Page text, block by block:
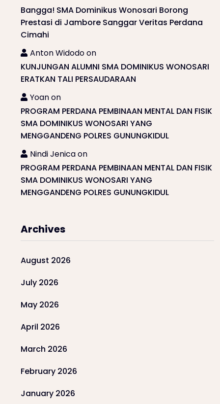
Bangga! SMA Dominikus Wonosari Borong
Prestasi di Jambore Sanggar Veritas Perdana
Cimahi
Anton Widodoon
KUNJUNGAN ALUMNI SMA DOMINIKUS WONOSARI
ERATKAN TALI PERSAUDARAAN
Yoanon
PROGRAM PERDANA PEMBINAAN MENTAL DAN FISIK
SMA DOMINIKUS WONOSARI YANG
MENGGANDENG POLRES GUNUNGKIDUL
Nindi Jenicaon
PROGRAM PERDANA PEMBINAAN MENTAL DAN FISIK
SMA DOMINIKUS WONOSARI YANG
MENGGANDENG POLRES GUNUNGKIDUL
Archives
August 2026
July 2026
May 2026
April 2026
March 2026
February 2026
January 2026